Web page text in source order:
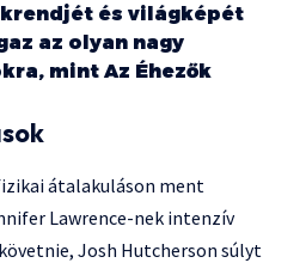
és világképét
az olyan nagy
mint Az Éhezők
átalakuláson ment
Lawrence-nek intenzív
Josh Hutcherson súlyt